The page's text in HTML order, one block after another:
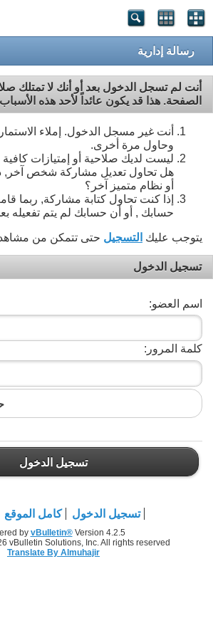
رسالة إدارية
أنت لم تسجل الدخول بعد أو أنك لا تمتلك
الصفحة. هذا قد يكون عائداً لأحد هذه
أنت غير مسجل الدخول. إملاء
وحاول مرة أخرى.
ليست لديك صلاحية أو إمتيازات
هل تحاول تعديل مشاركة شخص آخر,
أو نظام متميز آخر؟
إذا كنت تحاول كتابة مشاركة, ربما
حسابك , أو أن حسابك لم يتم تفعيله
يتوجب عليك التسجيل حتى تتمكن من
تسجيل الدخول
اسم العضو:
كلمة المرور:
تسجيل الدخول
تسجيل الدخول كامل الموقع
by vBulletin®Version 4.2.5
vBulletin Solutions, Inc. All rights reserved.
Translate By Almuhajir